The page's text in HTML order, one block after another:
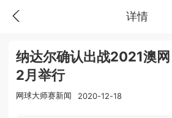
详情
纳达尔确认出战2021澳
2月举行
网球大师赛新闻 2020-12-18